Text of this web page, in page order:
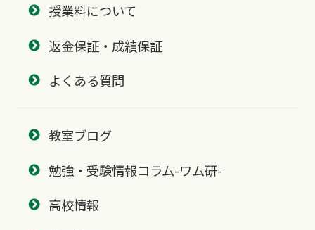
授業料について
返金保証・成績保証
よくある質問
教室ブログ
勉強・受験情報コラム-ワム研-
高校情報